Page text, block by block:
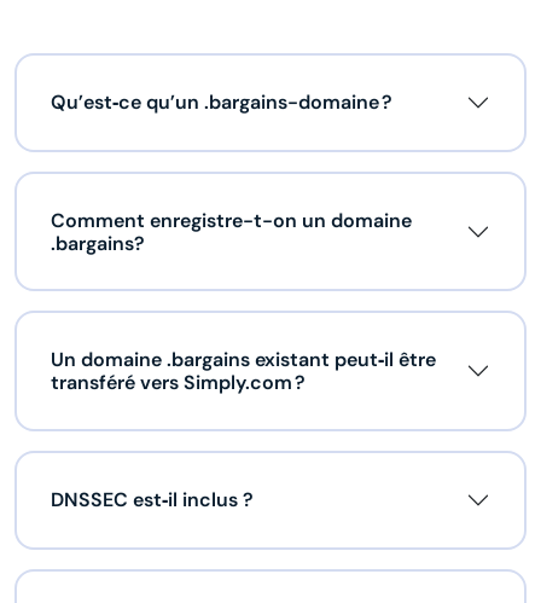
Qu’est‑ce qu’un .bargains-domaine ?
Comment enregistre-t-on un domaine
.bargains?
Un domaine .bargains existant peut‑il être
transféré vers Simply.com ?
DNSSEC est‑il inclus ?